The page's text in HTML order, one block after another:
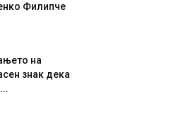
Филипче
на
знак дека